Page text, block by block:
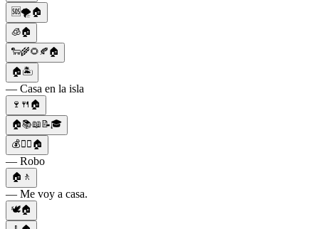
🆘🌪️🏠
🧊🏠
🐑🌾🌻🍂🏠
🏠🏝
— Casa en la isla
🍷🍴🏠
🏠📚📖📝🎓
💰🏃‍♂️🏠
— Robo
🏠🚶
— Me voy a casa.
🕊️🏠